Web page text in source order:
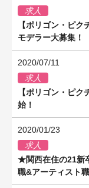
求人
【ポリゴン・ピ
モデラー大募集！
2020/07/11
求人
【ポリゴン・ピ
始！
2020/01/23
求人
★関西在住の21新
職&アーティスト